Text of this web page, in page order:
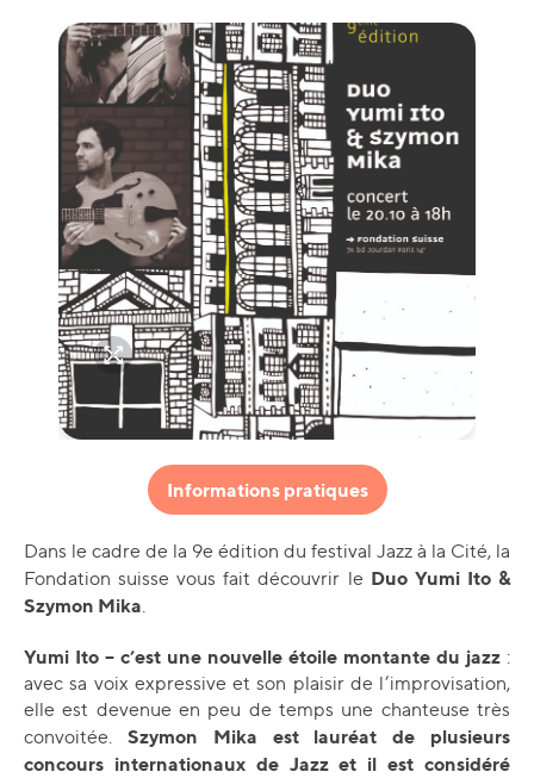
Informations pratiques
Dans le cadre de la 9e édition du festival Jazz à la Cité, la
Fondation suisse vous fait découvrir le Duo Yumi Ito &
Szymon Mika.
Yumi Ito – c’est une nouvelle étoile montante du jazz :
avec sa voix expressive et son plaisir de l’improvisation,
elle est devenue en peu de temps une chanteuse très
convoitée. Szymon Mika est lauréat de plusieurs
concours internationaux de Jazz et il est considéré